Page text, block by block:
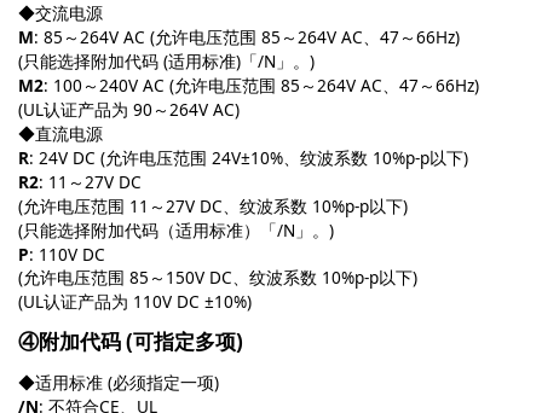
◆交流电源
M: 85～264V AC (允许电压范围 85～264V AC、47～66Hz)
(只能选择附加代码 (适用标准)「/N」。)
M2: 100～240V AC (允许电压范围 85～264V AC、47～66Hz)
(UL认证产品为 90～264V AC)
◆直流电源
R: 24V DC (允许电压范围 24V±10%、纹波系数 10%p-p以下)
R2: 11～27V DC
(允许电压范围 11～27V DC、纹波系数 10%p-p以下)
(只能选择附加代码（适用标准）「/N」。)
P: 110V DC
(允许电压范围 85～150V DC、纹波系数 10%p-p以下)
(UL认证产品为 110V DC ±10%)
④附加代码 (可指定多项)
◆适用标准 (必须指定一项)
/N: 不符合CE、UL